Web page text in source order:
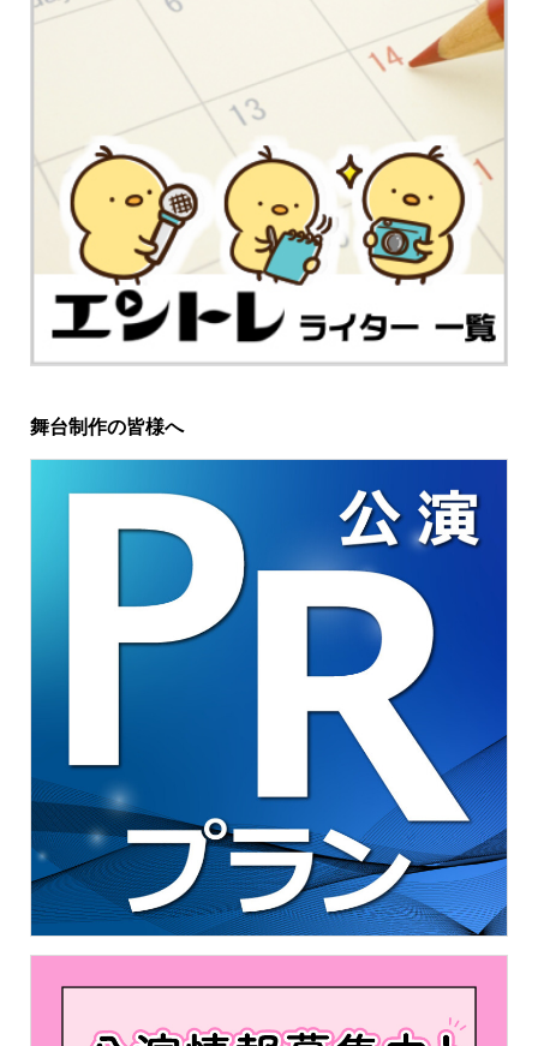
舞台制作の皆様へ